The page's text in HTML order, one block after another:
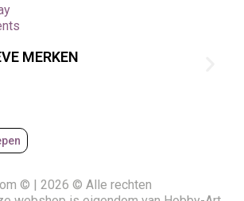
MERKEN
© | 2026 © Alle rechten